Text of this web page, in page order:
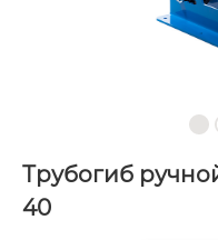
Трубогиб
40